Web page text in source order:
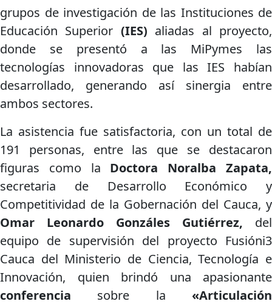
grupos de investigación de las Instituciones de
Educación Superior (IES) aliadas al proyecto,
donde se presentó a las MiPymes las
tecnologías innovadoras que las IES habían
desarrollado, generando así sinergia entre
ambos sectores.
La asistencia fue satisfactoria, con un total de
191 personas, entre las que se destacaron
figuras como la Doctora Noralba Zapata,
secretaria de Desarrollo Económico y
Competitividad de la Gobernación del Cauca, y
Omar Leonardo Gonzáles Gutiérrez, del
equipo de supervisión del proyecto Fusióni3
Cauca del Ministerio de Ciencia, Tecnología e
Innovación, quien brindó una apasionante
conferencia sobre la «Articulación